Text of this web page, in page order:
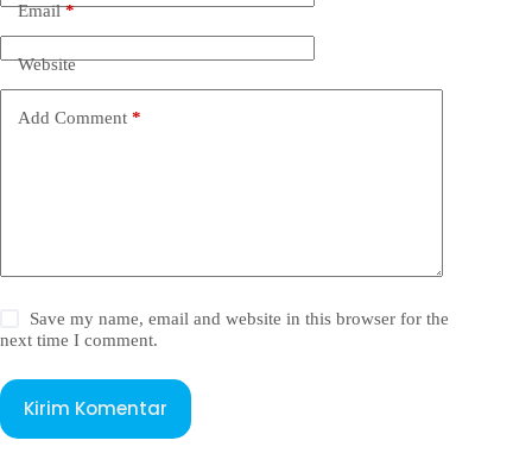
Email*
Website
Add Comment *
Save my name, email and website in this browser for the
next time I comment.
Kirim Komentar